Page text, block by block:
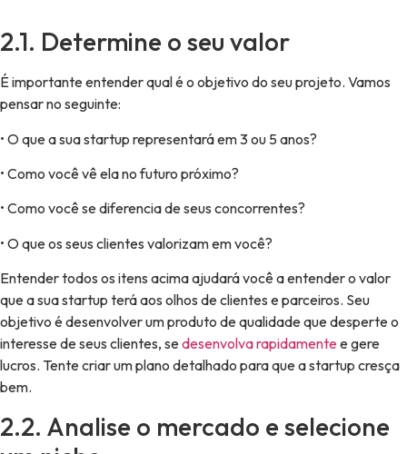
2.1. Determine o seu valor
É importante entender qual é o objetivo do seu projeto. Vamos
pensar no seguinte:
• O que a sua startup representará em 3 ou 5 anos?
• Como você vê ela no futuro próximo?
• Como você se diferencia de seus concorrentes?
• O que os seus clientes valorizam em você?
Entender todos os itens acima ajudará você a entender o valor
que a sua startup terá aos olhos de clientes e parceiros. Seu
objetivo é desenvolver um produto de qualidade que desperte o
interesse de seus clientes, sedesenvolva rapidamentee gere
lucros. Tente criar um plano detalhado para que a startup cresça
bem.
2.2. Analise o mercado e selecione